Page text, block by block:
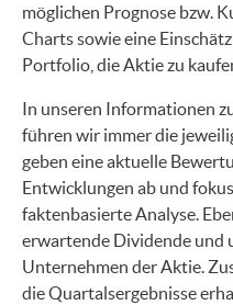
möglichen Prognose bzw.
Charts sowie eine
Portfolio, die Aktie zu
In unseren Informationen
führen wir immer die
geben eine aktuelle
Entwicklungen ab und
faktenbasierte Analyse.
erwartende Dividende und
Unternehmen der Aktie.
die Quartalsergebnisse